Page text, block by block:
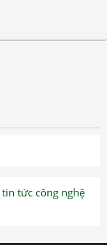
tin tức công nghệ